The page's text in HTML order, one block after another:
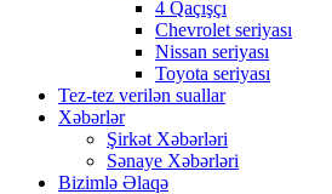
4 Qaçışçı
Chevrolet seriyası
Nissan seriyası
Toyota seriyası
Tez-tez verilən suallar
Xəbərlər
Şirkət Xəbərləri
Sənaye Xəbərləri
Bizimlə Əlaqə